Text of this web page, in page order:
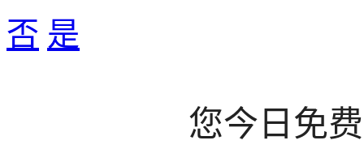
否 是
您今日免